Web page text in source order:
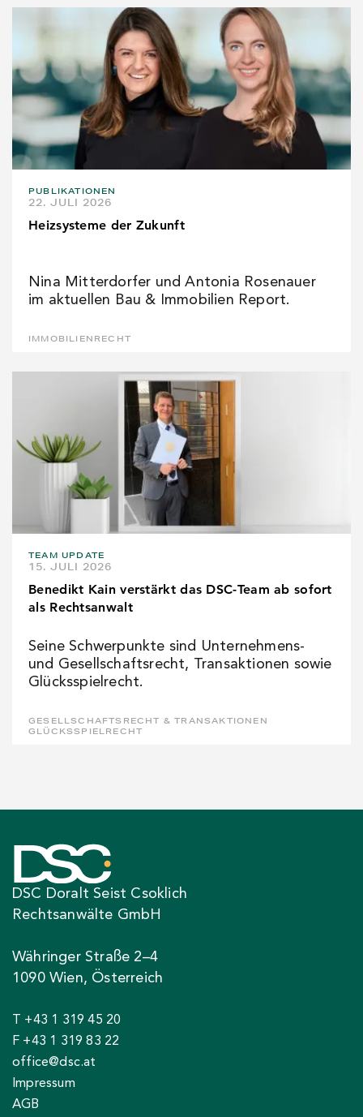
PUBLIKATIONEN
22. JULI 2026
Heizsysteme der Zukunft
Nina Mitterdorfer und Antonia Rosenauer
im aktuellen Bau & Immobilien Report.
IMMOBILIENRECHT
TEAM UPDATE
15. JULI 2026
Benedikt Kain verstärkt das DSC-Team ab sofort
als Rechtsanwalt
Seine Schwerpunkte sind Unternehmens-
und Gesellschaftsrecht, Transaktionen sowie
Glücksspielrecht.
GESELLSCHAFTSRECHT & TRANSAKTIONEN
GLÜCKSSPIELRECHT
DSC Doralt Seist Csoklich
Rechtsanwälte GmbH
Währinger Straße 2–4
1090 Wien, Österreich
T +43 1 319 45 20
F +43 1 319 83 22
office@dsc.at
Impressum
AGB